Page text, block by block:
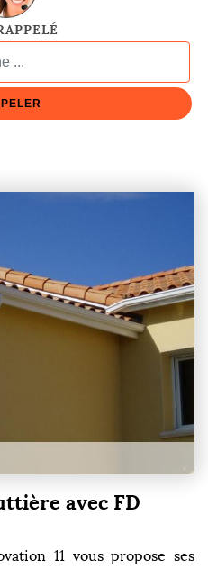
avec FD
11 vous propose ses